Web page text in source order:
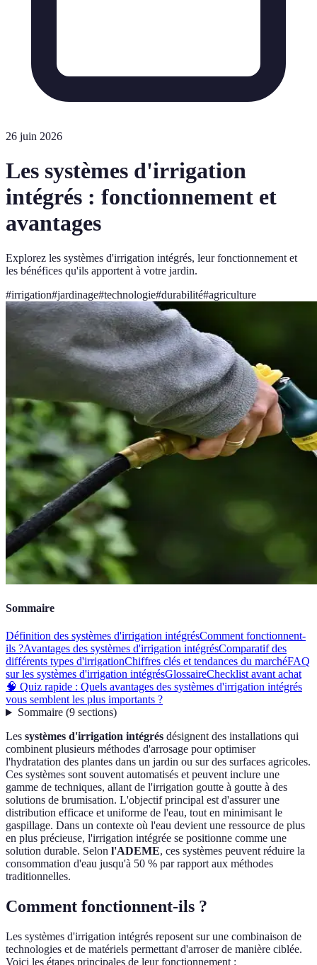
26 juin 2026
Les systèmes d'irrigation
intégrés : fonctionnement et
avantages
Explorez les systèmes d'irrigation intégrés, leur fonctionnement et
les bénéfices qu'ils apportent à votre jardin.
#irrigation#jardinage#technologie#durabilité#agriculture
Sommaire
Définition des systèmes d'irrigation intégrésComment fonctionnent-
ils ?Avantages des systèmes d'irrigation intégrésComparatif des
différents types d'irrigationChiffres clés et tendances du marchéFAQ
sur les systèmes d'irrigation intégrésGlossaireChecklist avant achat
🧠 Quiz rapide : Quels avantages des systèmes d'irrigation intégrés
vous semblent les plus importants ?
Sommaire(9 sections)
Les systèmes d'irrigation intégrés désignent des installations qui
combinent plusieurs méthodes d'arrosage pour optimiser
l'hydratation des plantes dans un jardin ou sur des surfaces agricoles.
Ces systèmes sont souvent automatisés et peuvent inclure une
gamme de techniques, allant de l'irrigation goutte à goutte à des
solutions de brumisation. L'objectif principal est d'assurer une
distribution efficace et uniforme de l'eau, tout en minimisant le
gaspillage. Dans un contexte où l'eau devient une ressource de plus
en plus précieuse, l'irrigation intégrée se positionne comme une
solution durable. Selon l'ADEME, ces systèmes peuvent réduire la
consommation d'eau jusqu'à 50 % par rapport aux méthodes
traditionnelles.
Comment fonctionnent-ils ?
Les systèmes d'irrigation intégrés reposent sur une combinaison de
technologies et de matériels permettant d'arroser de manière ciblée.
Voici les étapes principales de leur fonctionnement :